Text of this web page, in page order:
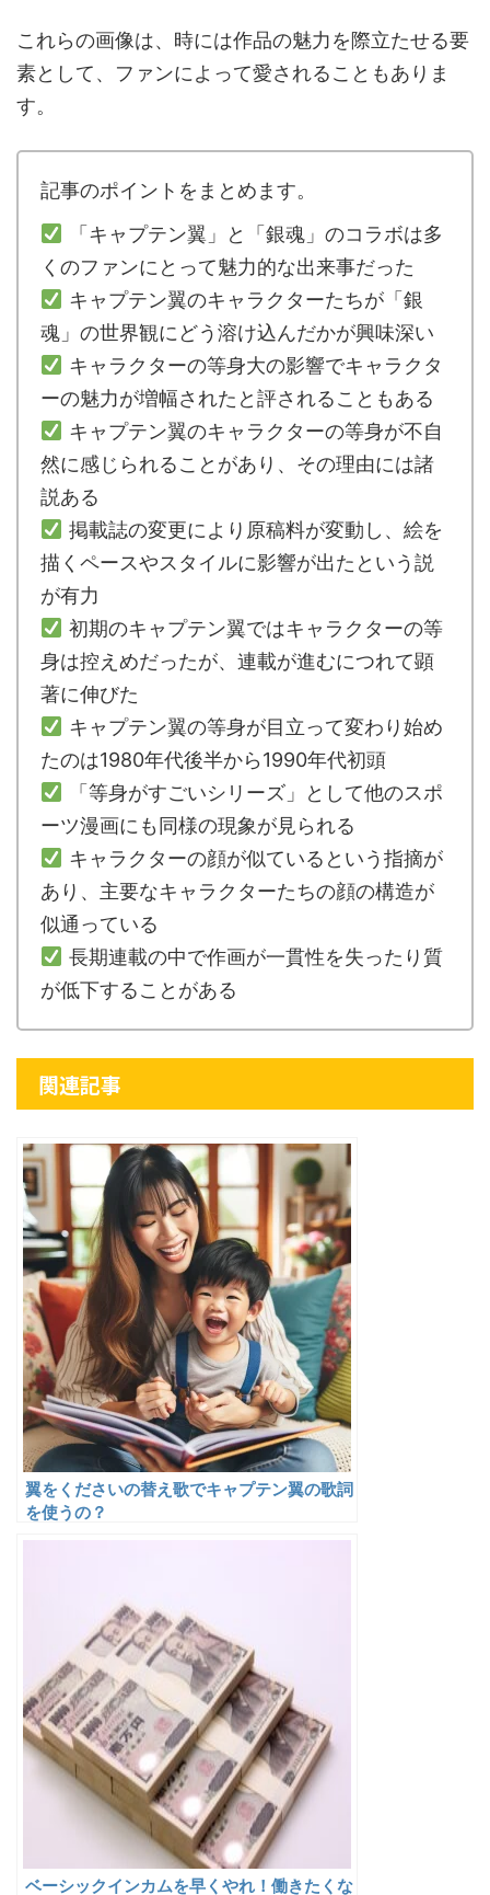
これらの画像は、時には作品の魅力を際立たせる要
素として、ファンによって愛されることもありま
す。
記事のポイントをまとめます。
「キャプテン翼」と「銀魂」のコラボは多
くのファンにとって魅力的な出来事だった
キャプテン翼のキャラクターたちが「銀
魂」の世界観にどう溶け込んだかが興味深い
キャラクターの等身大の影響でキャラクタ
ーの魅力が増幅されたと評されることもある
キャプテン翼のキャラクターの等身が不自
然に感じられることがあり、その理由には諸
説ある
掲載誌の変更により原稿料が変動し、絵を
描くペースやスタイルに影響が出たという説
が有力
初期のキャプテン翼ではキャラクターの等
身は控えめだったが、連載が進むにつれて顕
著に伸びた
キャプテン翼の等身が目立って変わり始め
たのは1980年代後半から1990年代初頭
「等身がすごいシリーズ」として他のスポ
ーツ漫画にも同様の現象が見られる
キャラクターの顔が似ているという指摘が
あり、主要なキャラクターたちの顔の構造が
似通っている
長期連載の中で作画が一貫性を失ったり質
が低下することがある
関連記事
翼をくださいの替え歌でキャプテン翼の歌詞
を使うの？
ベーシックインカムを早くやれ！働きたくな